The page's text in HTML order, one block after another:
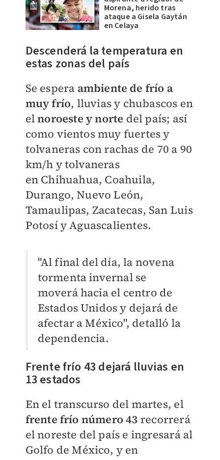
Morena, herido tras
ataque a Gisela Gaytán
en Celaya
Descenderá la temperatura en
estas zonas del país
Se espera ambiente de frío a
muy frío, lluvias y chubascos en
elnoroeste y norte del país; así
como vientos muy fuertes y
tolvaneras con rachas de 70 a 90
km/h y tolvaneras
en Chihuahua, Coahuila,
Durango, Nuevo León,
Tamaulipas, Zacatecas, San Luis
Potosí y Aguascalientes.
"Al final del día, la novena
tormenta invernal se
moverá hacia el centro de
Estados Unidos y dejará de
afectar a México", detalló la
dependencia.
Frente frío 43 dejará lluvias en
13 estados
En el transcurso del martes, el
frente frío número 43 recorrerá
el noreste del país e ingresará al
Golfo de México, y en